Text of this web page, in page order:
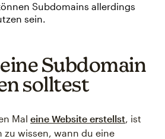
Subdomains allerdings
sein.
Subdomain
solltest
Mal eine Website erstellst, ist
zu wissen, wann du eine